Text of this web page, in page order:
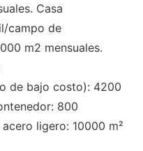
Casa
campo de
m2 mensuales.
de bajo costo): 4200
800
ligero: 10000 m²